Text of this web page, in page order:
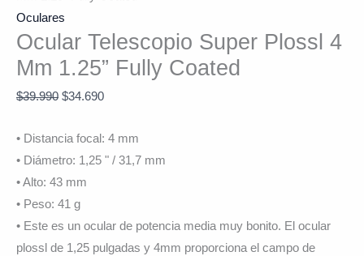
Oculares
Ocular Telescopio Super Plossl 4
Mm 1.25” Fully Coated
$39.990 $34.690
• Distancia focal: 4 mm
• Diámetro: 1,25 " / 31,7 mm
• Alto: 43 mm
• Peso: 41 g
• Este es un ocular de potencia media muy bonito. El ocular
plossl de 1,25 pulgadas y 4mm proporciona el campo de